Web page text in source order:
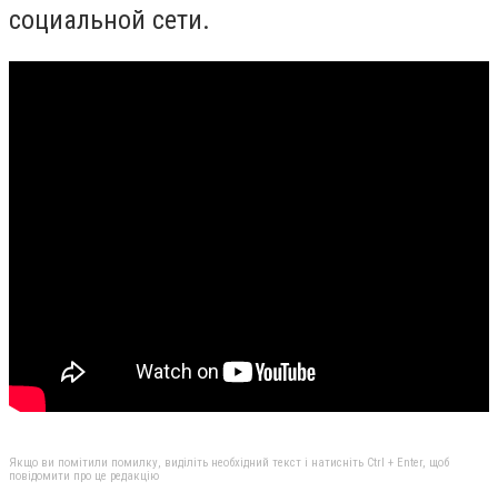
социальной сети.
Якщо ви помітили помилку, виділіть необхідний текст і натисніть Ctrl + Enter, щоб
повідомити про це редакцію